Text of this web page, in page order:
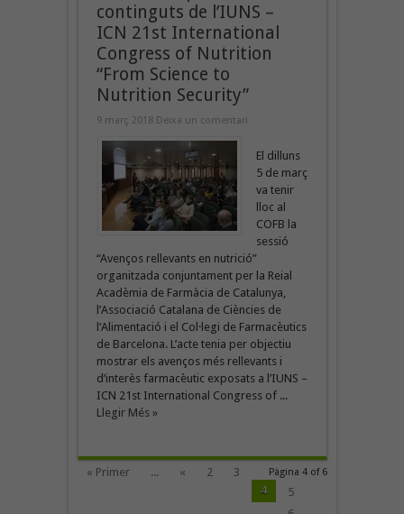
continguts de l’IUNS –
ICN 21st International
Congress of Nutrition
“From Science to
Nutrition Security”
9 març 2018 Deixa un comentari
El dilluns
5 de març
va tenir
lloc al
COFB la
sessió
“Avenços rellevants en nutrició”
organitzada conjuntament per la Reial
Acadèmia de Farmàcia de Catalunya,
l’Associació Catalana de Ciències de
l’Alimentació i el Col·legi de Farmacèutics
de Barcelona. L’acte tenia per objectiu
mostrar els avenços més rellevants i
d’interès farmacèutic exposats a l’IUNS –
ICN 21st International Congress of ...
Llegir Més »
Pàgina 4 of 6
« Primer ... « 2
3
4
5